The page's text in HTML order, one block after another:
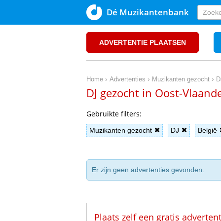
Dé Muzikantenbank
ADVERTENTIE PLAATSEN
Home › Advertenties › Muzikanten gezocht ›
DJ gezocht in Oost-
Gebruikte filters:
Muzikanten gezocht DJ België
Er zijn geen advertenties gevonden.
Plaats zelf een gratis